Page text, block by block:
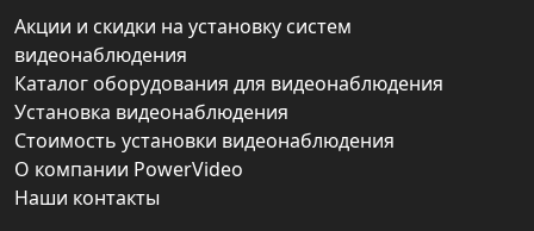
Акции и скидки на установку систем
видеонаблюдения
Каталог оборудования для видеонаблюдения
Установка видеонаблюдения
Стоимость установки видеонаблюдения
О компании PowerVideo
Наши контакты